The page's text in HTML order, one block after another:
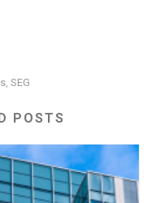
, SEG
POSTS